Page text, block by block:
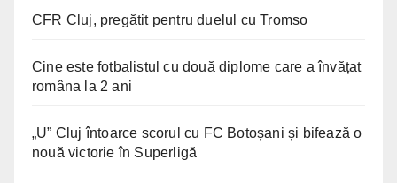
CFR Cluj, pregătit pentru duelul cu Tromso
Cine este fotbalistul cu două diplome care a învățat
româna la 2 ani
„U” Cluj întoarce scorul cu FC Botoșani și bifează o
nouă victorie în Superligă